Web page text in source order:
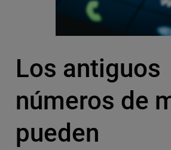
Los antiguos
números de
pueden